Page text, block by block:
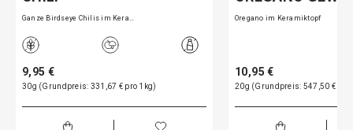
Ganze Birdseye Chilis im Kera…
9,95 €
30g (Grundpreis: 331,67 € pro 1kg)
Oregano im Keramiktopf
10,95 €
20g (Grundpreis: 547,50 € pro